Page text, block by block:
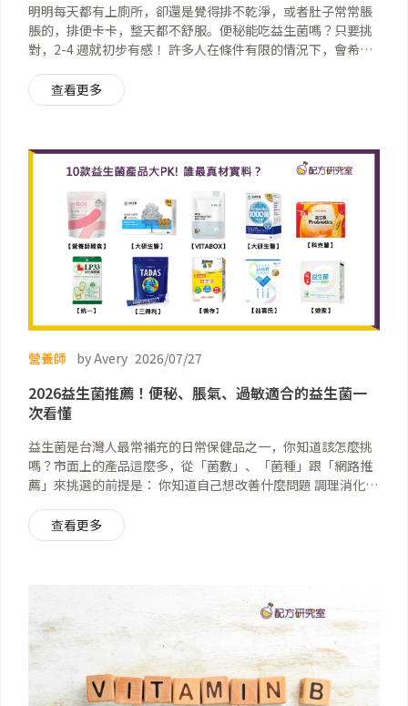
明明每天都有上廁所，卻還是覺得排不乾淨，或者肚子常常脹
脹的，排便卡卡，整天都不舒服。便秘能吃益生菌嗎？只要挑
對，2-4 週就初步有感！ 許多人在條件有限的情況下，會希望
生菌」。但身為營養師必須提醒，並不是每一種益生菌都適合
用來調理消化道，甚至你以為非常有效的益生菌產品，長期下
查看更多
營養師 by Avery 2026/07/27
2026益生菌推薦！便秘、脹氣、過敏適合的益生菌一
次看懂
益生菌是台灣人最常補充的日常保健品之一，你知道該怎麼挑
嗎？市面上的產品這麼多，從「菌數」、「菌種」跟「網路推
薦」來挑選的前提是： 你知道自己想改善什麼問題 調理消化道
方角度出發，才能真正破解行銷話術，挑到適合自己的產品！
查看更多